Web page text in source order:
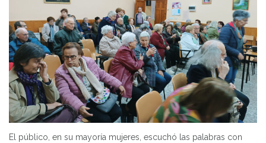
El público, en su mayoría mujeres, escuchó las palabras con